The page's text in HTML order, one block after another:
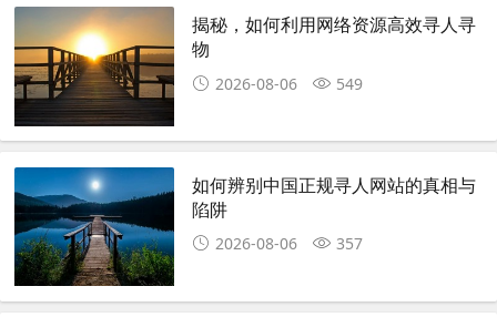
揭秘，如何利用网络资源高效寻人寻
物
2026-08-06 549
如何辨别中国正规寻人网站的真相与
陷阱
2026-08-06 357